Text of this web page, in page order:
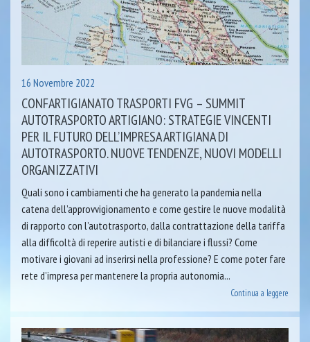
16 Novembre 2022
CONFARTIGIANATO TRASPORTI FVG – SUMMIT
AUTOTRASPORTO ARTIGIANO: STRATEGIE VINCENTI
PER IL FUTURO DELL’IMPRESA ARTIGIANA DI
AUTOTRASPORTO. NUOVE TENDENZE, NUOVI MODELLI
ORGANIZZATIVI
Quali sono i cambiamenti che ha generato la pandemia nella
catena dell’approvvigionamento e come gestire le nuove modalità
di rapporto con l’autotrasporto, dalla contrattazione della tariffa
alla difficoltà di reperire autisti e di bilanciare i flussi? Come
motivare i giovani ad inserirsi nella professione? E come poter fare
rete d’impresa per mantenere la propria autonomia...
Continua a leggere